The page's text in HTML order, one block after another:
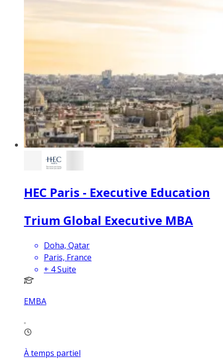
HEC Paris - Executive Education
Trium Global Executive MBA
Doha, Qatar
Paris, France
+ 4Suite
EMBA
À temps partiel